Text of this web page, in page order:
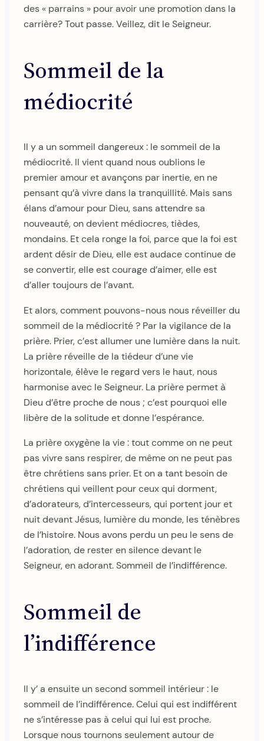
des « parrains » pour avoir une promotion dans la
carrière? Tout passe. Veillez, dit le Seigneur.
Sommeil de la
médiocrité
Il y a un sommeil dangereux : le sommeil de la
médiocrité. Il vient quand nous oublions le
premier amour et avançons par inertie, en ne
pensant qu’à vivre dans la tranquillité. Mais sans
élans d’amour pour Dieu, sans attendre sa
nouveauté, on devient médiocres, tièdes,
mondains. Et cela ronge la foi, parce que la foi est
ardent désir de Dieu, elle est audace continue de
se convertir, elle est courage d’aimer, elle est
d’aller toujours de l’avant.
Et alors, comment pouvons-nous nous réveiller du
sommeil de la médiocrité ? Par la vigilance de la
prière. Prier, c’est allumer une lumière dans la nuit.
La prière réveille de la tiédeur d’une vie
horizontale, élève le regard vers le haut, nous
harmonise avec le Seigneur. La prière permet à
Dieu d’être proche de nous ; c’est pourquoi elle
libère de la solitude et donne l’espérance.
La prière oxygène la vie : tout comme on ne peut
pas vivre sans respirer, de même on ne peut pas
être chrétiens sans prier. Et on a tant besoin de
chrétiens qui veillent pour ceux qui dorment,
d’adorateurs, d’intercesseurs, qui portent jour et
nuit devant Jésus, lumière du monde, les ténèbres
de l’histoire. Nous avons perdu un peu le sens de
l’adoration, de rester en silence devant le
Seigneur, en adorant. Sommeil de l’indifférence.
Sommeil de
l’indifférence
Il y’ a ensuite un second sommeil intérieur : le
sommeil de l’indifférence. Celui qui est indifférent
ne s’intéresse pas à celui qui lui est proche.
Lorsque nous tournons seulement autour de